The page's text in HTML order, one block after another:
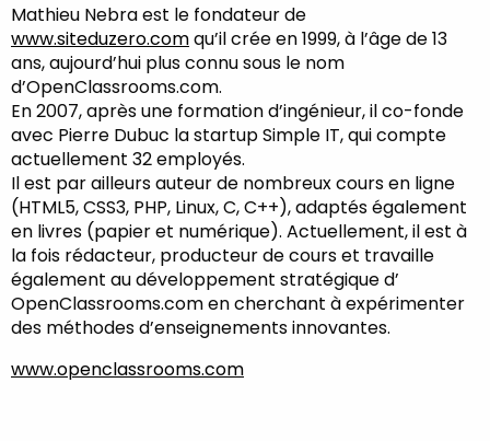
Mathieu Nebra est le fondateur de
www.siteduzero.comqu’il crée en 1999, à l’âge de 13
ans, aujourd’hui plus connu sous le nom
d’OpenClassrooms.com.
En 2007, après une formation d’ingénieur, il co-fonde
avec Pierre Dubuc la startup Simple IT, qui compte
actuellement 32 employés.
Il est par ailleurs auteur de nombreux cours en ligne
(HTML5, CSS3, PHP, Linux, C, C++), adaptés également
en livres (papier et numérique). Actuellement, il est à
la fois rédacteur, producteur de cours et travaille
également au développement stratégique d’
OpenClassrooms.com en cherchant à expérimenter
des méthodes d’enseignements innovantes.
www.openclassrooms.com